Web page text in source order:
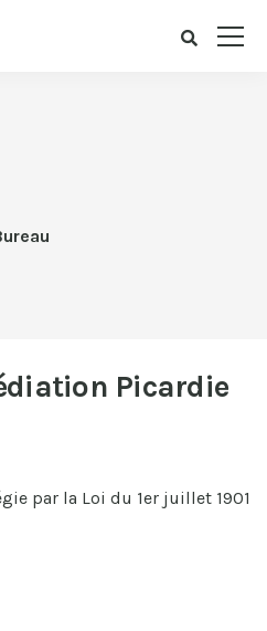
Picardie
par la Loi du 1er juillet 1901